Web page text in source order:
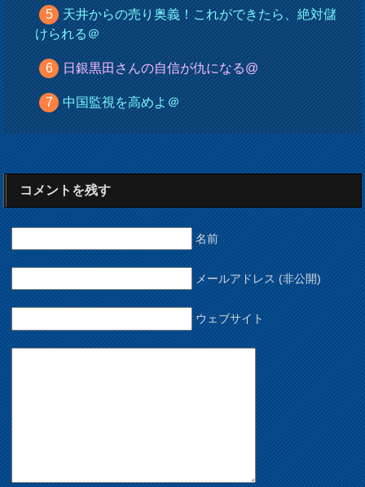
天井からの売り奥義！これができたら、絶対儲
けられる＠
日銀黒田さんの自信が仇になる@
中国監視を高めよ＠
コメントを残す
名前
メールアドレス (非公開)
ウェブサイト